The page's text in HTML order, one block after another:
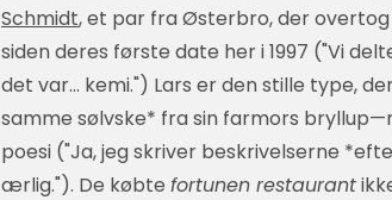
Schmidt, et par fra Østerbro, der
siden deres første date her i 1997 ("Vi
det var… kemi.") Lars er den stille type,
samme sølvske* fra sin farmors
poesi ("Ja, jeg skriver beskrivelserne
ærlig."). De købte fortunen restaurant